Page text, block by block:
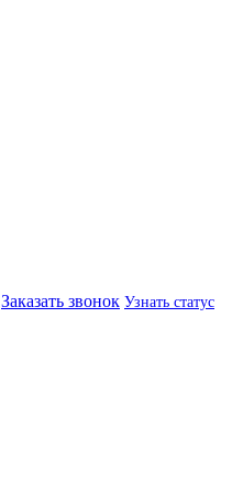
Заказать звонок Узнать статус